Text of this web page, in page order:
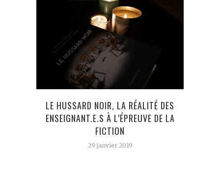
LE HUSSARD NOIR, LA RÉALITÉ DES
ENSEIGNANT.E.S À L’ÉPREUVE DE LA
FICTION
29 janvier 2019